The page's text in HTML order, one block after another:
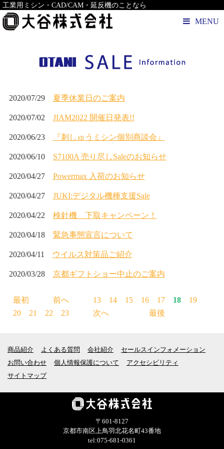
工業用ミシン・CAD/CAM・延反機のことなら
MENU
2020/07/29 夏季休業日のご案内
2020/07/02 JIAM2022 開催日発表!!
2020/06/23 『刺しゅうミシン個別商談会』
2020/06/10 S7100A 売り尽しSaleのお知らせ
2020/04/27 Powermax 入荷のお知らせ
2020/04/27 JUKI:デジタル機種支援Sale
2020/04/22 検針機 下取キャンペーン！
2020/04/18 緊急事態宣言について
2020/04/11 ウイルス対策品ご紹介
2020/03/28 京都ギフトショー中止のご案内
最初 前へ 13 14 15 16 17 18
19
20
21 22 23 次へ 最後
商品紹介 よくある質問 会社紹介
セールスインフォメーション
お問い合わせ
個人情報保護について
アクセシビリティ
サイトマップ
〒601-8127
京都市南区上鳥羽北花名町43番地
tel:075-681-0361